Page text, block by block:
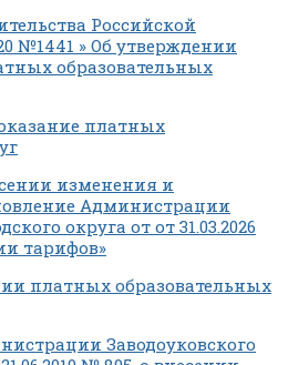
Российской
№1441 » Об утверждении
образовательных
платных
изменения и
Администрации
округа от от 31.03.2026
тарифов»
платных образовательных
Заводоуковского